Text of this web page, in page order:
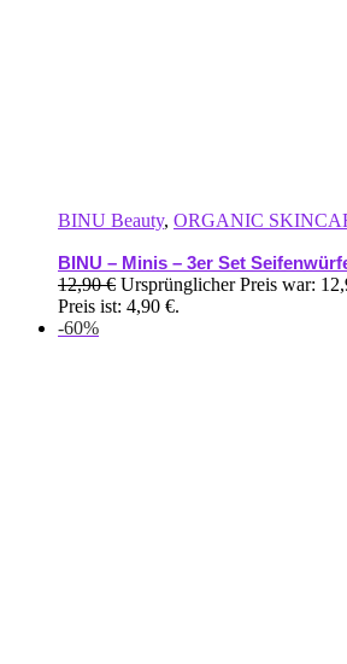
BINU Beauty, ORGANIC
BINU – Minis – 3er Set
12,90€ Ursprünglicher Preis war:
Preis ist: 4,90 €.
-60%